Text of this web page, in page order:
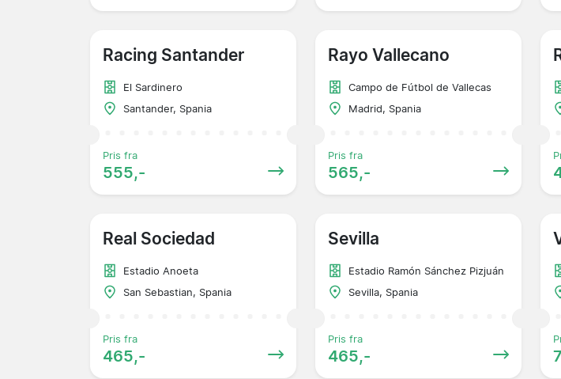
Racing Santander
El Sardinero
Santander, Spania
Pris fra
555,-
Rayo Vallecano
Campo de Fútbol de Vallecas
Madrid, Spania
Pris fra
565,-
Real Sociedad
Estadio Anoeta
San Sebastian, Spania
Pris fra
465,-
Sevilla
Estadio Ramón Sánchez Pizjuán
Sevilla, Spania
Pris fra
465,-